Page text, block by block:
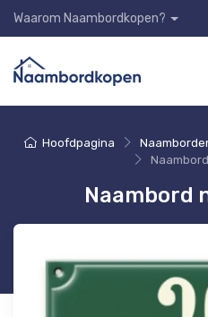
Waarom Naambordkopen?
Hoofdpagina
Naambord